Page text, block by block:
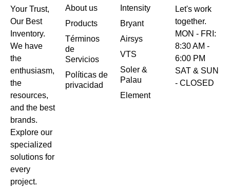
Your Trust,
Our Best
Inventory.
We have
the
enthusiasm,
the
resources,
and the best
brands.
Explore our
specialized
solutions for
every
project.
About us
Products
Términos
de
Servicios
Políticas de
privacidad
Intensity
Bryant
Airsys
VTS
Soler &
Palau
Element
Let's work
together.
MON - FRI:
8:30 AM -
6:00 PM
SAT & SUN
- CLOSED